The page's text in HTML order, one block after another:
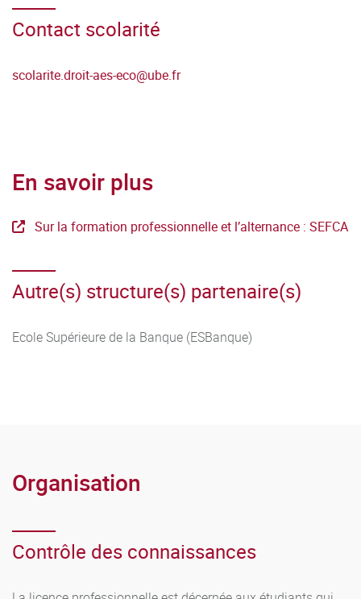
Contact scolarité
scolarite.droit-aes-eco@ube.fr
En savoir plus
Sur la formation professionnelle et l’alternance : SEFCA
Autre(s) structure(s) partenaire(s)
Ecole Supérieure de la Banque (ESBanque)
Organisation
Contrôle des connaissances